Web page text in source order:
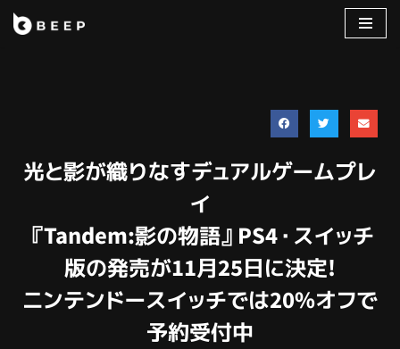
ス光と影が織りなすデュアルゲームプレ
イ
『Tandem:影の物語』PS4・スイッチ
版の発売が11月25日に決定!
ニンテンドースイッチでは20%オフで
予約受付中